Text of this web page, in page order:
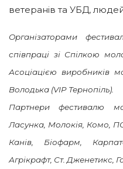
ветеранів та УБД, людей
Організаторами
співпраці зі Спілкою
Асоціацією виробників
Володька (VIP Тернопіль).
Партнери фестивалю
Ласунка, Молокія, Комо,
Канів, Біофарм,
Агрікрафт, Ст. Дженетикс,